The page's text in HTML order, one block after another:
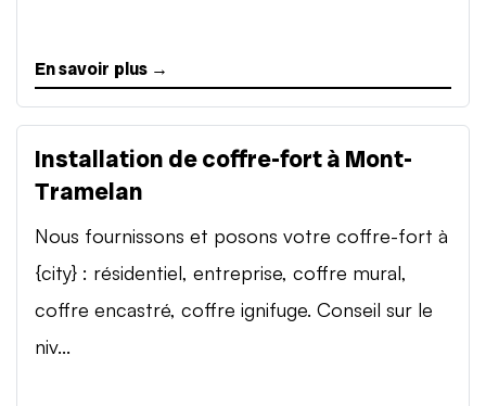
En savoir plus →
Installation de coffre-fort à Mont-
Tramelan
Nous fournissons et posons votre coffre-fort à
{city} : résidentiel, entreprise, coffre mural,
coffre encastré, coffre ignifuge. Conseil sur le
niv...